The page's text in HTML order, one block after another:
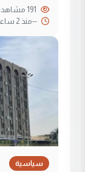
--منذ 2 ساعة
سياسية